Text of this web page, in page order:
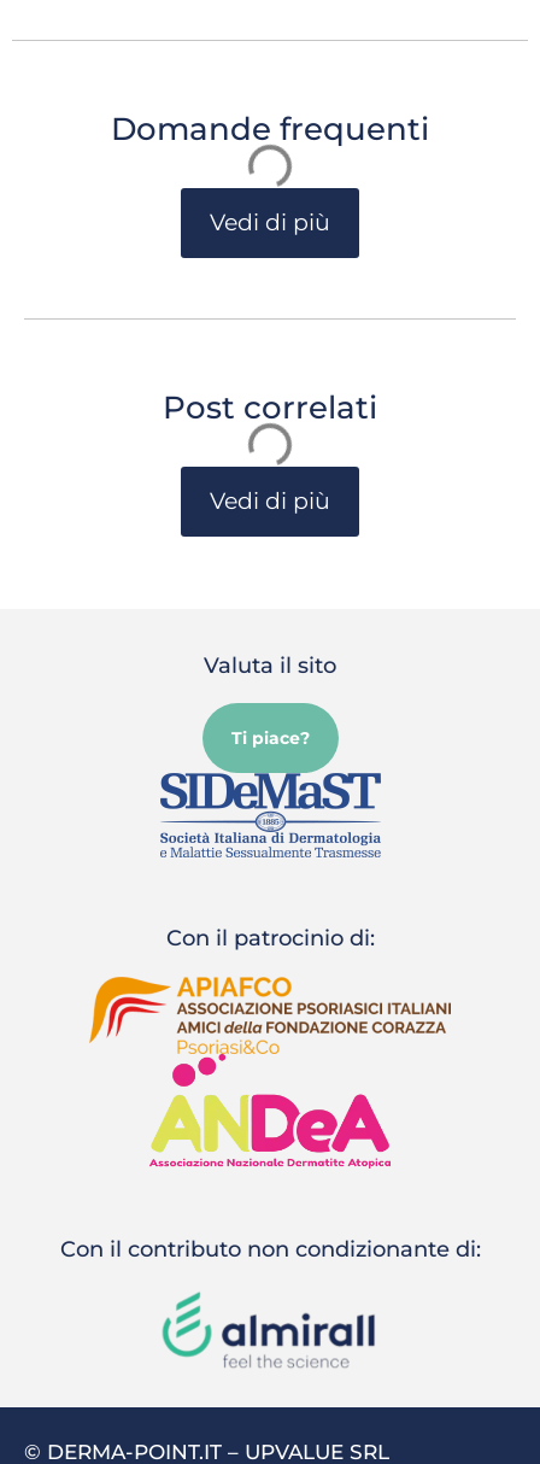
Domande frequenti
Vedi di più
Post correlati
Vedi di più
Valuta il sito
Ti piace?
Con il patrocinio di:
Con il contributo non condizionante di:
© DERMA-POINT.IT – UPVALUE SRL